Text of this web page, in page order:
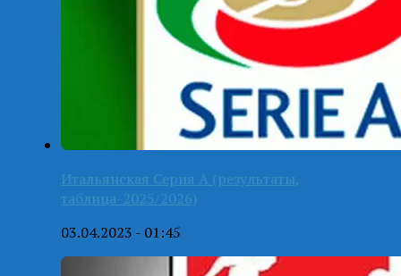
Итальянская Серия А (результаты,
таблица-2025/2026)
03.04.2023 - 01:45